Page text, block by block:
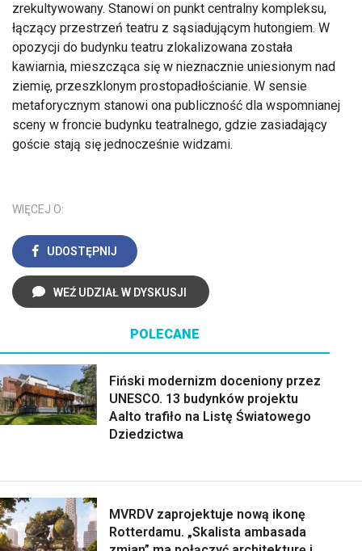
zrekultywowany. Stanowi on punkt centralny kompleksu,
łączący przestrzeń teatru z sąsiadującym hutongiem. W
opozycji do budynku teatru zlokalizowana została
kawiarnia, mieszcząca się w nieznacznie uniesionym nad
ziemię, przeszklonym prostopadłościanie. W sensie
metaforycznym stanowi ona publiczność dla wspomnianej
sceny w froncie budynku teatralnego, gdzie zasiadający
goście stają się jednocześnie widzami.
WIĘCEJ O:
UDOSTĘPNIJ
WEŹ UDZIAŁ W DYSKUSJI
POLECANE
Fiński modernizm doceniony przez
UNESCO. 13 budynków projektu
Aalto trafiło na Listę Światowego
Dziedzictwa
MVRDV zaprojektuje nową ikonę
Rotterdamu. „Skalista ambasada